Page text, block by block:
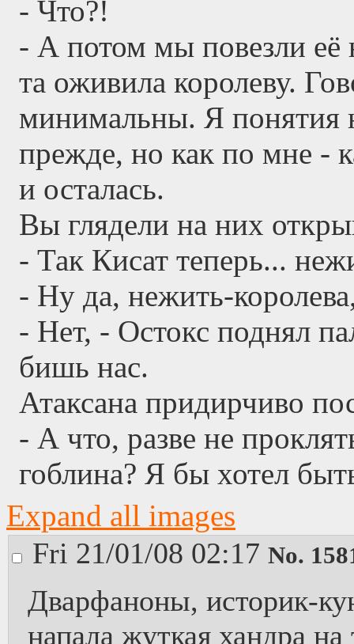
- Что?!
- А потом мы повезли её
та оживила королеву.
минимальны. Я понятия
прежде, но как по мне -
и осталась.
Вы глядели на них
- Так Кисат теперь...
- Ну да, нежить-
- Нет, - Остокс поднял
бишь нас.
Атаксана придирчиво
- А что, разве не
гоблина? Я бы хотел
Expand all images
Fri 21/01/08 02:17 No.
Дварфаноны, историк-
напала жуткая хандра